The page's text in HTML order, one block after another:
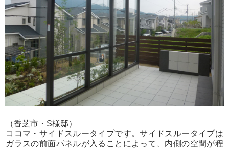
（香芝市・S様邸）
ココマ・サイドスルータイプです。サイドスルータイプは
ガラスの前面パネルが入ることによって、内側の空間が程